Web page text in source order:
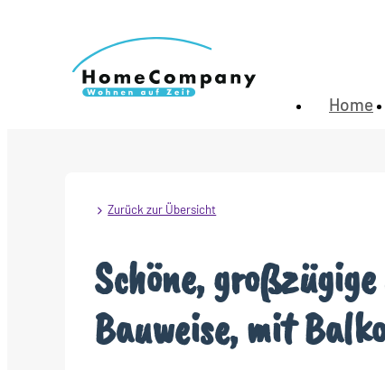
Home
Zurück zur Übersicht
Schöne,
Bauweise, mit